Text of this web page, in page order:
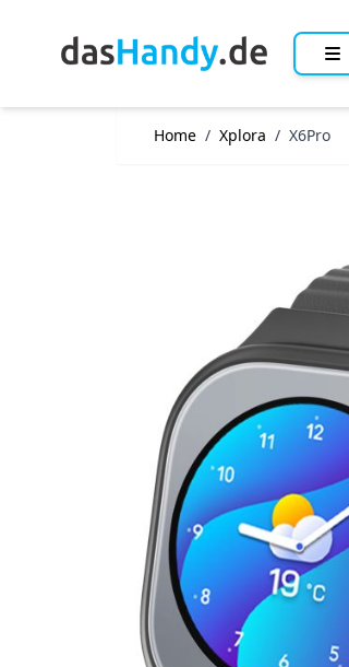
Home / Xplora / X6Pro